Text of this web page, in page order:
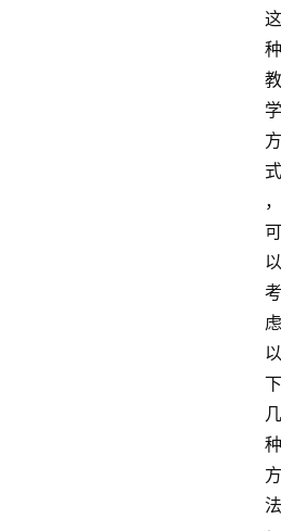
这
种
教
学
方
式
，
可
以
考
虑
以
下
几
种
方
法